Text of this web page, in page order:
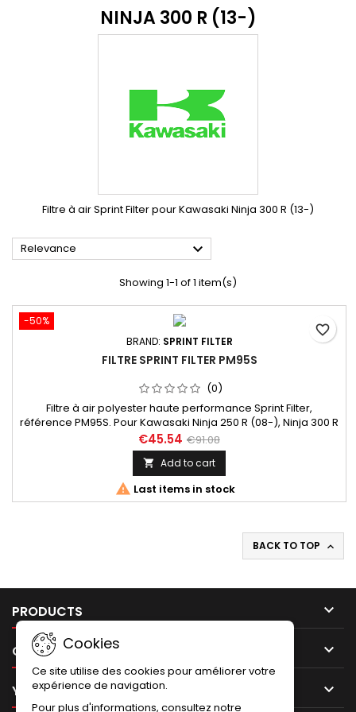
NINJA 300 R (13-)
Filtre à air Sprint Filter pour Kawasaki Ninja 300 R (13-)
Relevance 
Showing 1-1 of 1 item(s)
-50%
BRAND: SPRINT FILTER
FILTRE SPRINT FILTER PM95S
(0)
Filtre à air polyester haute performance Sprint Filter,
référence PM95S. Pour Kawasaki Ninja 250 R (08-), Ninja 300 R
(13-).
€45.54 €91.08
 Add to cart
 Last items in stock
favorite_border
BACK TO TOP 
PRODUCTS 
OUR COMPANY 
YOUR ACCOUNT 
Cookies
Ce site utilise des cookies pour améliorer votre
expérience de navigation.
Pour plus d'informations, consultez notre